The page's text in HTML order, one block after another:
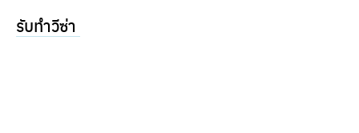
รับทำวีซ่า